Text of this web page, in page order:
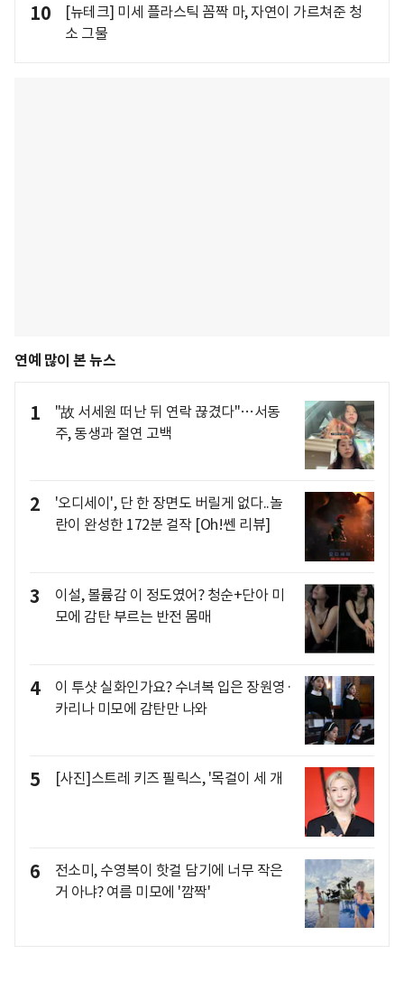
10
[뉴테크] 미세 플라스틱 꼼짝 마, 자연이 가르쳐준 청
소 그물
연예 많이 본 뉴스
1
"故 서세원 떠난 뒤 연락 끊겼다"…서동
주, 동생과 절연 고백
2
'오디세이', 단 한 장면도 버릴게 없다..놀
란이 완성한 172분 걸작 [Oh!쎈 리뷰]
3
이설, 볼륨감 이 정도였어? 청순+단아 미
모에 감탄 부르는 반전 몸매
4
이 투샷 실화인가요? 수녀복 입은 장원영·
카리나 미모에 감탄만 나와
5 [사진]스트레 키즈 필릭스, '목걸이 세 개
6
전소미, 수영복이 핫걸 담기에 너무 작은
거 아냐? 여름 미모에 '깜짝'